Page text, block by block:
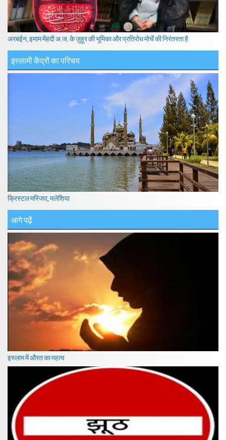
अरबईन, इमाम मेंहदी अ.ज. के ज़ुहूर की भूमिका और प्रतिरोध मोर्चे की निरंतरता है
इस्लामी केंद्रों का परिचय
क्रिस्टल मस्जिद, मलेशिया
आगे पढ़ें
इस्लाम में औरत का महत्व